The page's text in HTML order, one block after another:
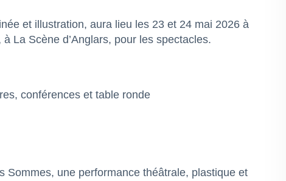
et illustration, aura lieu les 23 et 24 mai 2026 à
La Scène d’Anglars, pour les spectacles.
conférences et table ronde
une performance théâtrale, plastique et